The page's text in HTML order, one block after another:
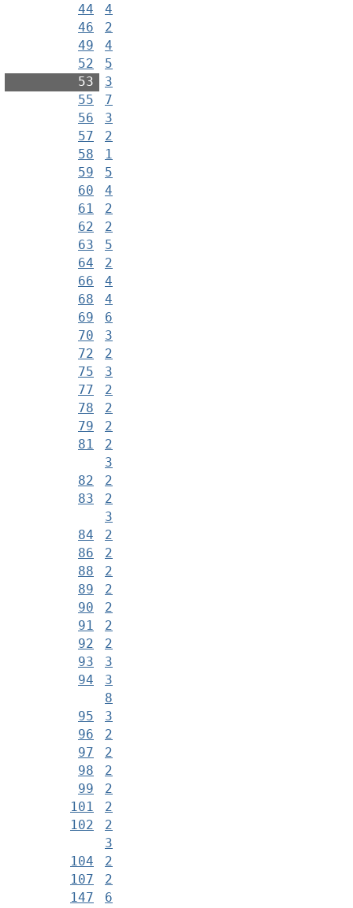
44
4
46
2
49
4
52
5
53
3
55
7
56
3
57
2
58
1
59
5
60
4
61
2
62
2
63
5
64
2
66
4
68
4
69
6
70
3
72
2
75
3
77
2
78
2
79
2
81
2
3
82
2
83
2
3
84
2
86
2
88
2
89
2
90
2
91
2
92
2
93
3
94
3
8
95
3
96
2
97
2
98
2
99
2
101
2
102
2
3
104
2
107
2
147
6